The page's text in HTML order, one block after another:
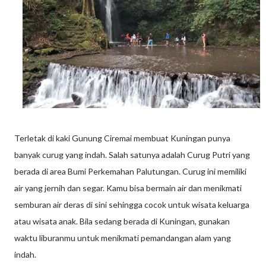
Terletak di kaki Gunung Ciremai membuat Kuningan punya
banyak curug yang indah. Salah satunya adalah Curug Putri yang
berada di area Bumi Perkemahan Palutungan. Curug ini memiliki
air yang jernih dan segar. Kamu bisa bermain air dan menikmati
semburan air deras di sini sehingga cocok untuk wisata keluarga
atau wisata anak. Bila sedang berada di Kuningan, gunakan
waktu liburanmu untuk menikmati pemandangan alam yang
indah.